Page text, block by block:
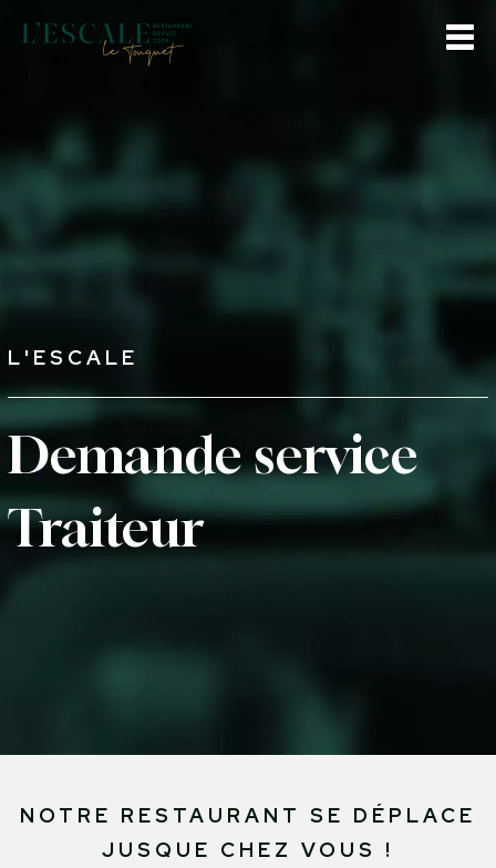
L'ESCALE
Demande service
Traiteur
NOTRE RESTAURANT SE DÉPLACE
JUSQUE CHEZ VOUS !